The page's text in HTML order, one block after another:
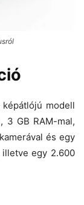
modell
3 GB RAM-mal,
és egy
egy 2.600